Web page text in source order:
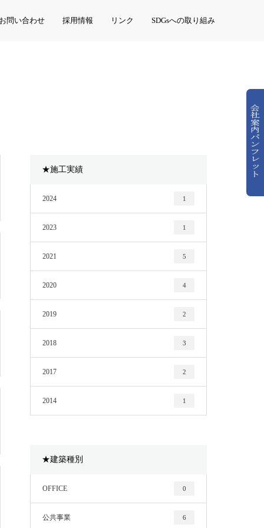
お問い合わせ 採用情報 リンク SDGsへの取り組み
★施工実績
2024 1
2023 1
2021 5
2020 4
2019 2
2018 3
2017 2
2014 1
★建築種別
OFFICE 0
公共事業 6